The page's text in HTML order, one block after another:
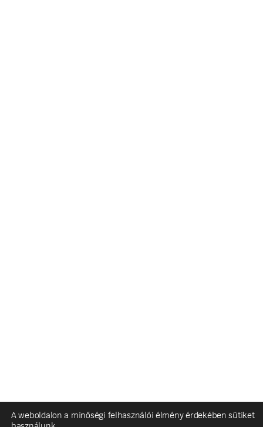
A weboldalon a minőségi felhasználói élmény érdekében sütiket